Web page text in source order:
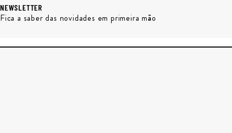
NEWSLETTER
Fica a saber das novidades em primeira mão